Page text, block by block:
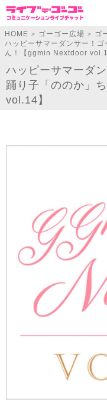
HOME > ゴーゴー広場 > ゴ
ハッピーサマーダンサー！
ん！【ggmin Nextdoor
ハッピーサマーダ
踊り子「ののか」
vol.14】